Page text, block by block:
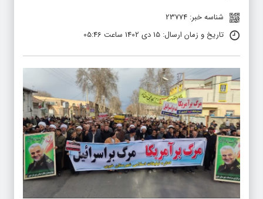
شناسه خبر: 23774
تاریخ و زمان ارسال: 15 دی 1402 ساعت 05:46